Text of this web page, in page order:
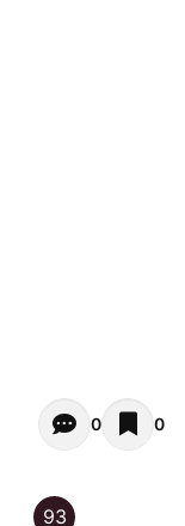
Opiniones -
0 0
93